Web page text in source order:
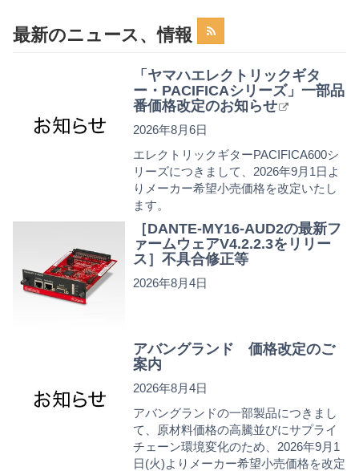
最新のニュース、情報
「ヤマハエレクトリックギタ
ー・PACIFICAシリーズ」一部品
番価格改定のお知らせ
2026年8月6日
エレクトリックギターPACIFICA600シ
リーズにつきまして、2026年9月1日よ
りメーカー希望小売価格を改定いたし
ます。
［DANTE-MY16-AUD2の最新フ
ァームウェアV4.2.2.3をリリー
ス］不具合修正等
2026年8月4日
アバングランド 価格改定のご
案内
2026年8月4日
アバングランドの一部製品につきまし
て、原材料価格の高騰並びにサプライ
チェーン環境変化のため、2026年9月1
日(火)よりメーカー希望小売価格を改定